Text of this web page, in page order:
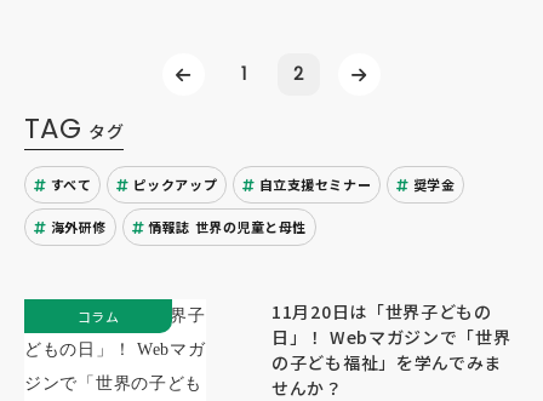
1 2
TAG タグ
すべて ピックアップ 自立支援セミナー 奨学金
海外研修 情報誌 世界の児童と母性
11月20日は「世界子どもの
日」！ Webマガジンで「世界
の子ども福祉」を学んでみま
せんか？
コラム